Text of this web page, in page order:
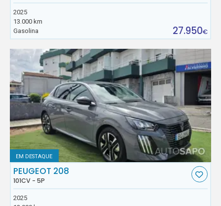
2025
13.000 km
Gasolina
27.950€
EM DESTAQUE
PEUGEOT 208
101CV - 5P
2025